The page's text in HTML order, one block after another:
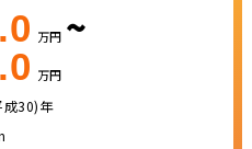
万円 ~
万円
成30)年